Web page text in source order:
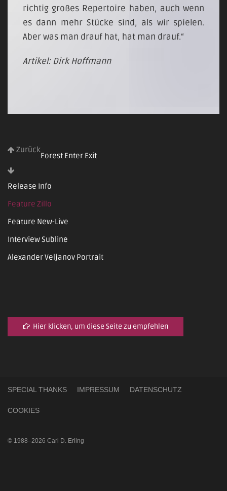
richtig großes Repertoire haben, auch wenn
es dann mehr Stücke sind, als wir spielen.
Aber was man drauf hat, hat man drauf.“
Artikel: Dirk Hoffmann
Zurück
Forest Enter Exit
Release Info
Feature Zillo
Feature New-Live
Interview Subline
Alexander Veljanov Portrait
Hier klicken, um diese Seite zu empfehlen
SPECIAL THANKS IMPRESSUM DATENSCHUTZ
COOKIES
© 1988–2026 Carl D. Erling